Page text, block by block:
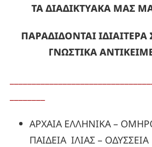
ΤΑ ΔΙΑΔΙΚΤΥΑΚΑ ΜΑΣ
ΠΑΡΑΔΙΔΟΝΤΑΙ ΙΔΙΑΙΤΕΡΑ
ΓΝΩΣΤΙΚΑ
ΑΡΧΑΙΑ ΕΛΛΗΝΙΚΑ –
ΠΑΙΔΕΙΑ ΙΛΙΑΣ – ΟΔΥΣΣΕΙΑ